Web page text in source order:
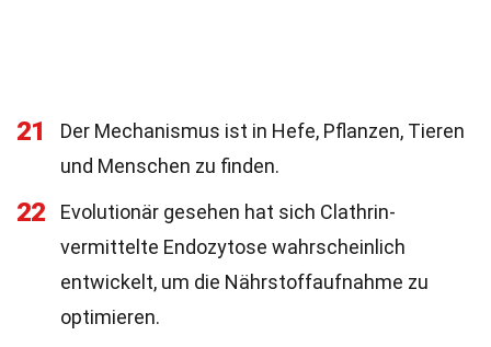
21
Der Mechanismus ist in Hefe, Pflanzen, Tieren
und Menschen zu finden.
22
Evolutionär gesehen hat sich Clathrin-
vermittelte Endozytose wahrscheinlich
entwickelt, um die Nährstoffaufnahme zu
optimieren.